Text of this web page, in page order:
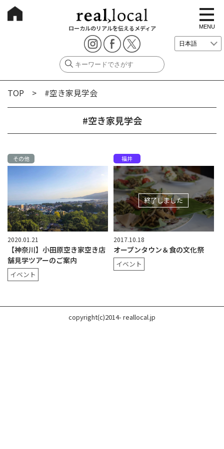
ローカルのリアルを伝えるメディア
t
o
g
g
e
i
i
MENU
TOP > #空き家見学会
#空き家見学会
その他
2020.01.21
【神奈川】小田原空き家空き店
舗見学ツアーのご案内
イベント
福井
終了しました
2017.10.18
オープンタウン＆食の文化祭
イベント
copyright(c)2014- reallocal.jp